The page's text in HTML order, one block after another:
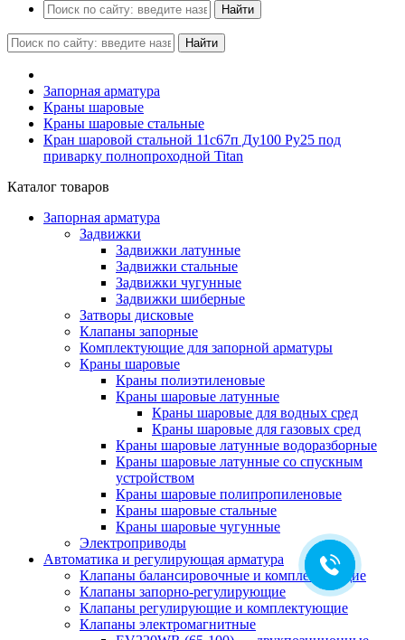
Найти
Найти
Запорная арматура
Краны шаровые
Краны шаровые стальные
Кран шаровой стальной 11с67п Ду100 Ру25 под
приварку полнопроходной Titan
Каталог товаров
Запорная арматура
Задвижки
Задвижки латунные
Задвижки стальные
Задвижки чугунные
Задвижки шиберные
Затворы дисковые
Клапаны запорные
Комплектующие для запорной арматуры
Краны шаровые
Краны полиэтиленовые
Краны шаровые латунные
Краны шаровые для водных сред
Краны шаровые для газовых сред
Краны шаровые латунные водоразборные
Краны шаровые латунные со спускным
устройством
Краны шаровые полипропиленовые
Краны шаровые стальные
Краны шаровые чугунные
Электроприводы
Автоматика и регулирующая арматура
Клапаны балансировочные и комплектующие
Клапаны запорно-регулирующие
Клапаны регулирующие и комплектующие
Клапаны электромагнитные